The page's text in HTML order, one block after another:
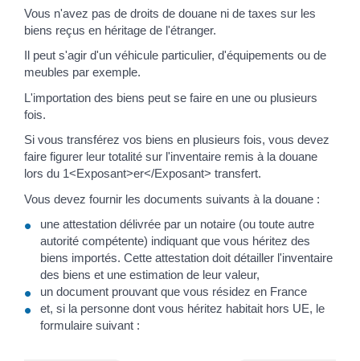
Vous n'avez pas de droits de douane ni de taxes sur les
biens reçus en héritage de l'étranger.
Il peut s'agir d'un véhicule particulier, d'équipements ou de
meubles par exemple.
L'importation des biens peut se faire en une ou plusieurs
fois.
Si vous transférez vos biens en plusieurs fois, vous devez
faire figurer leur totalité sur l'inventaire remis à la douane
lors du 1<Exposant>er</Exposant> transfert.
Vous devez fournir les documents suivants à la douane :
une attestation délivrée par un notaire (ou toute autre
autorité compétente) indiquant que vous héritez des
biens importés. Cette attestation doit détailler l'inventaire
des biens et une estimation de leur valeur,
un document prouvant que vous résidez en France
et, si la personne dont vous héritez habitait hors UE, le
formulaire suivant :